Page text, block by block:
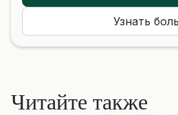
Узнать
Читайте также